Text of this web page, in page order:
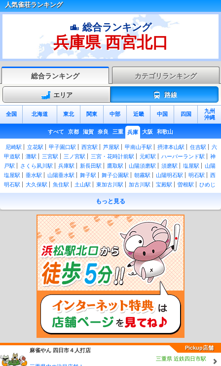
人気雀荘ランキング
総合ランキング
兵庫県 西宮北口
総合ランキング カテゴリランキング
エリア 路線
全国 北海道 東北 関東 中部 近畿 中国 四国
九州
沖縄
すべて 京都 滋賀 奈良 三重 兵庫 大阪 和歌山
尼崎駅 立花駅 甲子園口駅 西宮駅 芦屋駅 甲南山手駅 摂津本山駅 住吉駅
六
甲道駅
灘駅 三宮駅 三ノ宮駅 三宮・花時計前駅 元町駅 ハーバーランド駅
神
戸駅
さくら夙川駅 兵庫駅 新長田駅 鷹取駅 山陽須磨駅 須磨駅 塩屋駅
山陽
塩屋駅
垂水駅 山陽垂水駅 舞子駅 舞子公園駅 朝霧駅 山陽明石駅 明石駅
西
明石駅
大久保駅 魚住駅 土山駅 東加古川駅 加古川駅 宝殿駅 曽根駅
ひめじ
別所駅
御着駅 姫路駅 山陽姫路駅 須磨海浜公園駅 英賀保駅 網干駅
竜野駅
はりま勝原駅 和田岬駅
駅
江原駅 国府駅 豊岡駅 玄武洞駅 城崎温泉駅 竹野駅 きりはまビーチ駅
佐
香住駅 鎧駅 餘部駅 久谷駅 浜坂駅 諸寄駅 居組駅
伊丹駅 北伊丹駅 川西池田駅 中山寺駅 宝塚駅 生瀬駅 西宮名塩駅
道場駅 三田駅 新三田駅 広野駅 相野駅 藍本駅 草野駅 古市駅
篠山口駅 丹波大山駅 下滝駅 谷川駅 柏原駅 石生駅 黒井駅
西相生駅 坂越駅 播州赤穂駅 天和駅 備前福河駅 日岡駅
小野町駅 粟生駅 河合西駅 青野ケ原駅 社町駅 滝野駅
新西脇駅 比延駅 日本へそ公園駅 黒田庄駅 本黒田駅 船町口駅
播磨高岡駅 余部駅 太市駅 本竜野駅 東觜崎駅 播磨新宮駅 千本駅
播磨徳久駅 佐用駅 上月駅 京口駅 野里駅 砥堀駅
福崎駅 甘地駅 鶴居駅 新野駅 寺前駅 長谷駅 生野駅
園田駅 塚口駅 武庫之荘駅 西宮北口駅 夙川駅
六甲駅 王子公園駅 春日野道駅 川西能勢口駅 雲雀丘花屋敷駅
売布神社駅 清荒神駅 今津駅 阪神国道駅 門戸厄神駅
川駅
小林駅 逆瀬川駅 宝塚南口駅 苦楽園口駅 甲陽園駅 稲野駅 新伊丹駅
伊
丹駅
杭瀬駅 大物駅 尼崎駅 出屋敷駅 武庫川駅
鳴尾
駅
甲子園駅 深江駅 青木駅
魚崎
もっと見る
Pickup店舗
麻雀やん 四日市４人打店
三重県 近鉄四日市駅